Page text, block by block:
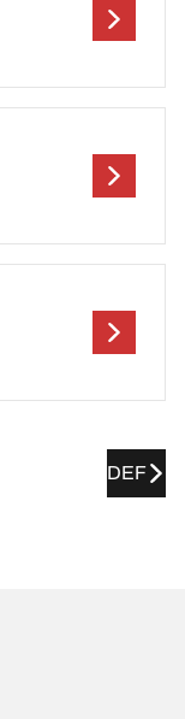
DEF